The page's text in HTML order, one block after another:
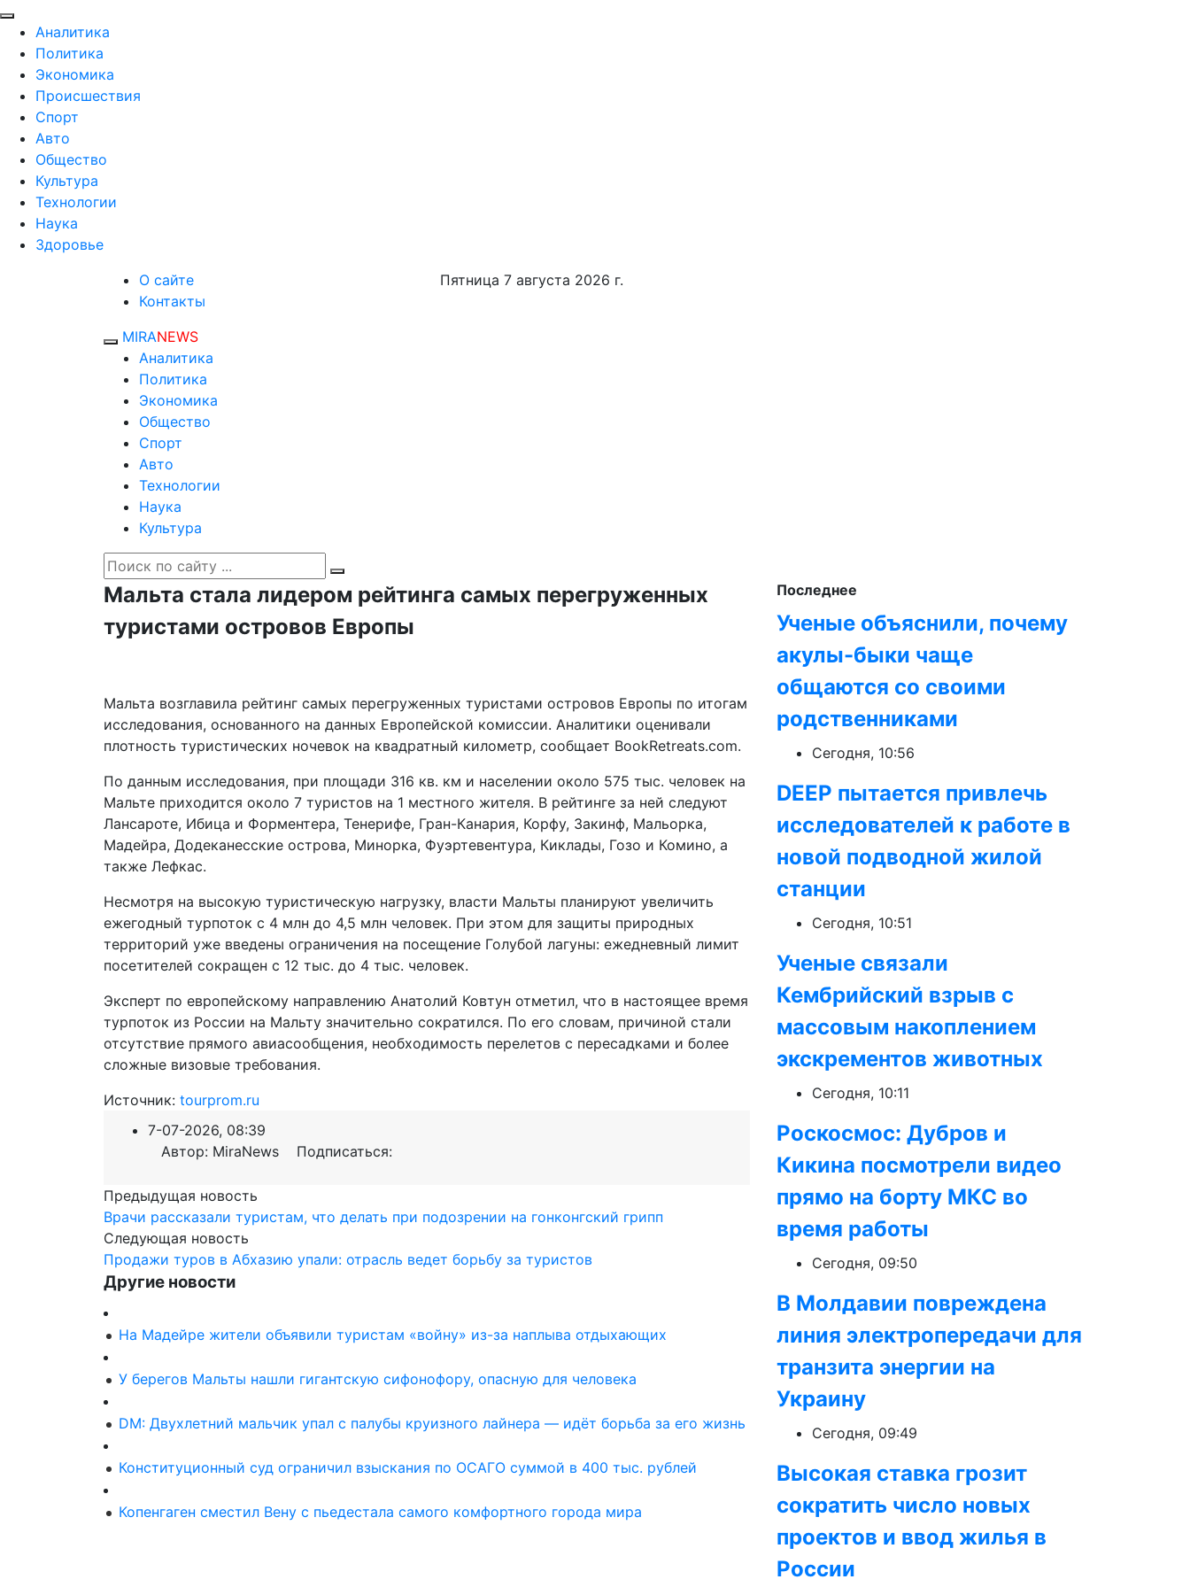
Аналитика
Политика
Экономика
Происшествия
Спорт
Авто
Общество
Культура
Технологии
Наука
Здоровье
О сайте
Контакты
Пятница 7 августа 2026 г.
MIRANEWS
Аналитика
Политика
Экономика
Общество
Спорт
Авто
Технологии
Наука
Культура
Мальта стала лидером рейтинга самых перегруженных
туристами островов Европы
Мальта возглавила рейтинг самых перегруженных туристами островов Европы по итогам
исследования, основанного на данных Европейской комиссии. Аналитики оценивали
плотность туристических ночевок на квадратный километр, сообщает BookRetreats.com.
По данным исследования, при площади 316 кв. км и населении около 575 тыс. человек на
Мальте приходится около 7 туристов на 1 местного жителя. В рейтинге за ней следуют
Лансароте, Ибица и Форментера, Тенерифе, Гран-Канария, Корфу, Закинф, Мальорка,
Мадейра, Додеканесские острова, Минорка, Фуэртевентура, Киклады, Гозо и Комино, а
также Лефкас.
Несмотря на высокую туристическую нагрузку, власти Мальты планируют увеличить
ежегодный турпоток с 4 млн до 4,5 млн человек. При этом для защиты природных
территорий уже введены ограничения на посещение Голубой лагуны: ежедневный лимит
посетителей сокращен с 12 тыс. до 4 тыс. человек.
Эксперт по европейскому направлению Анатолий Ковтун отметил, что в настоящее время
турпоток из России на Мальту значительно сократился. По его словам, причиной стали
отсутствие прямого авиасообщения, необходимость перелетов с пересадками и более
сложные визовые требования.
Источник: tourprom.ru
7-07-2026, 08:39
Автор: MiraNews Подписаться:
Предыдущая новость
Врачи рассказали туристам, что делать при подозрении на гонконгский грипп
Следующая новость
Продажи туров в Абхазию упали: отрасль ведет борьбу за туристов
Другие новости
На Мадейре жители объявили туристам «войну» из-за наплыва отдыхающих
У берегов Мальты нашли гигантскую сифонофору, опасную для человека
DM: Двухлетний мальчик упал с палубы круизного лайнера — идёт борьба за его жизнь
Конституционный суд ограничил взыскания по ОСАГО суммой в 400 тыс. рублей
Копенгаген сместил Вену с пьедестала самого комфортного города мира
Последнее
Ученые объяснили, почему
акулы-быки чаще
общаются со своими
родственниками
Сегодня, 10:56
DEEP пытается привлечь
исследователей к работе в
новой подводной жилой
станции
Сегодня, 10:51
Ученые связали
Кембрийский взрыв с
массовым накоплением
экскрементов животных
Сегодня, 10:11
Роскосмос: Дубров и
Кикина посмотрели видео
прямо на борту МКС во
время работы
Сегодня, 09:50
В Молдавии повреждена
линия электропередачи для
транзита энергии на
Украину
Сегодня, 09:49
Высокая ставка грозит
сократить число новых
проектов и ввод жилья в
России